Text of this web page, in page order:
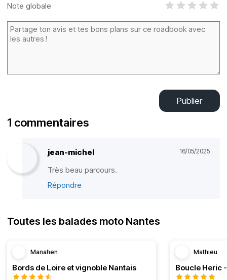
Note globale
Publier
1 commentaires
jean-michel 16/05/2025
Très beau parcours.
Répondre
Toutes les balades moto Nantes
Manahen
Bords de Loire et vignoble Nantais
Mathieu
Boucle Heric